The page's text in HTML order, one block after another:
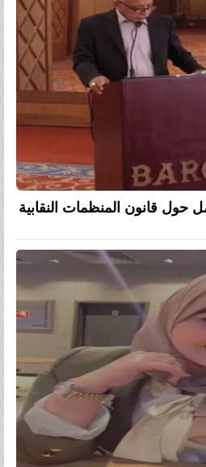
حول قانون المنظمات النقابية